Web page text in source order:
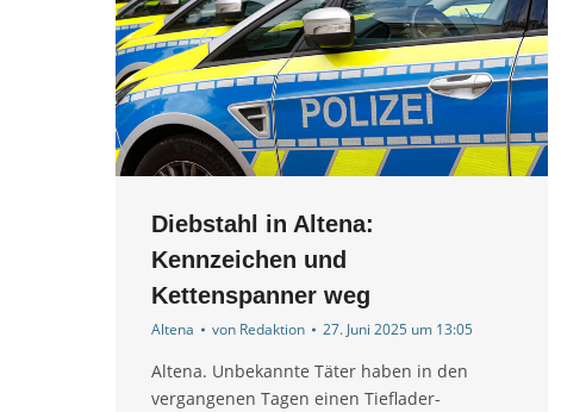
Diebstahl in Altena:
Kennzeichen und
Kettenspanner weg
Altena von Redaktion 27. Juni 2025 um 13:05
Altena. Unbekannte Täter haben in den
vergangenen Tagen einen Tieflader-